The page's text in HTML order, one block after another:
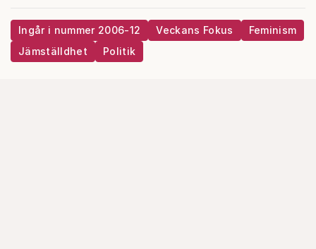
Ingår i nummer 2006-12 Veckans Fokus
Feminism
Jämställdhet
Politik